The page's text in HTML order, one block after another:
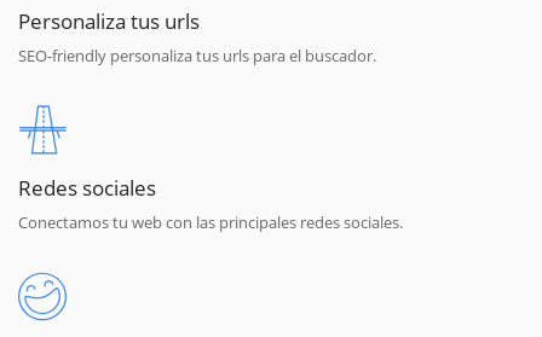
Personaliza tus urls
SEO-friendly personaliza tus urls para el buscador.
Redes sociales
Conectamos tu web con las principales redes sociales.